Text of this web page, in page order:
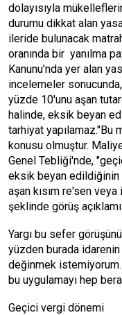
dolayısıyla
durumu dikkat alan
ileride bulunacak
oranında bir yanılma
Kanunu'nda yer alan
incelemeler
yüzde 10'unu aşan
halinde, eksik beyan
tarhiyat yapılamaz."Bu
konusu olmuştur.
Genel Tebliği'nde,
eksik beyan
aşan kısım re'sen
şeklinde görüş
Yargı bu sefer
yüzden burada
değinmek
bu uygulamayı hep
Geçici vergi